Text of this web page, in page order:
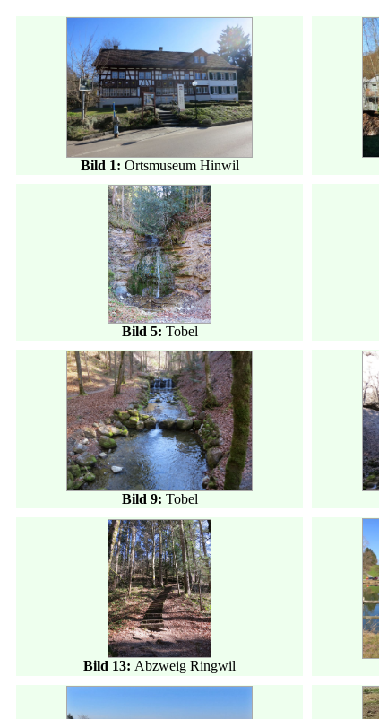
Bild 1: Ortsmuseum Hinwil
Bild 5: Tobel
Bild 9: Tobel
Bild 13: Abzweig Ringwil